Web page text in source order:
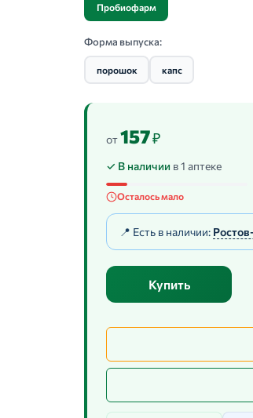
Пробиофарм
Форма выпуска:
порошок капс
от157₽
✓ В наличии в 1 аптеке
Осталось мало
📍 Есть в наличии:
Купить